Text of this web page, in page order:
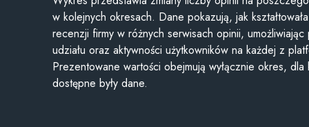
w kolejnych okresach. Dane pokazują, jak
recenzji firmy w różnych serwisach opinii,
udziału oraz aktywności użytkowników na każdej z
Prezentowane wartości obejmują wyłącznie okres, dla
dostępne były dane.